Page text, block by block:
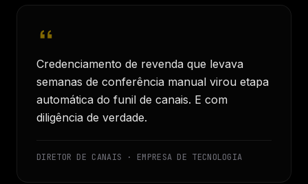
Credenciamento de revenda que levava
semanas de conferência manual virou etapa
automática do funil de canais. E com
diligência de verdade.
DIRETOR DE CANAIS · EMPRESA DE TECNOLOGIA